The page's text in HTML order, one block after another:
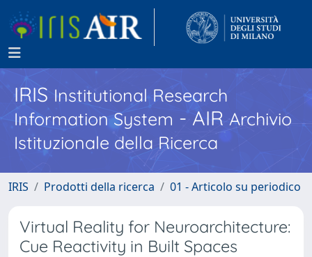
IRISInstitutional Research
Information System - AIR Archivio
Istituzionale della Ricerca
IRIS Prodotti della ricerca 01 - Articolo su periodico
Virtual Reality for Neuroarchitecture:
Cue Reactivity in Built Spaces